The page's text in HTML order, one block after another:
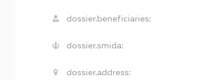
dossier.beneficiaries:
dossier.smida:
dossier.address: